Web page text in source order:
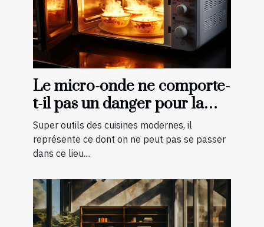
Le micro-onde ne comporte-
t-il pas un danger pour la
cuisson des aliments ?
Super outils des cuisines modernes, il
représente ce dont on ne peut pas se passer
dans ce lieu....